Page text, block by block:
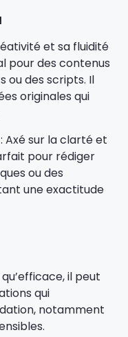
et sa fluidité
pour des contenus
ou des scripts. Il
originales qui
: Axé sur la clarté et
pour rédiger
ou des
une exactitude
qu’efficace, il peut
qui
notamment